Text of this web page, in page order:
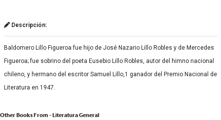
Descripción:
Baldomero Lillo Figueroa fue hijo de José Nazario Lillo Robles y de Mercedes
Figueroa; fue sobrino del poeta Eusebio Lillo Robles, autor del himno nacional
chileno, y hermano del escritor Samuel Lillo,1​ ganador del Premio Nacional de
Literatura en 1947.
Other Books From - Literatura General